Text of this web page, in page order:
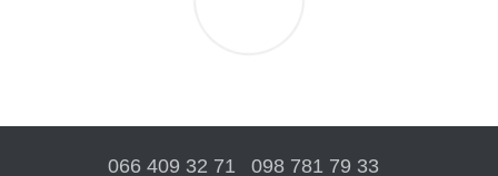
066 409 32 71 098 781 79 33